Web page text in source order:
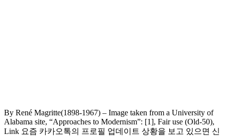
By René Magritte(1898-1967) – Image taken from a University of
Alabama site, “Approaches to Modernism”: [1], Fair use (Old-50),
Link 요즘 카카오톡의 프로필 업데이트 상황을 보고 있으면 신